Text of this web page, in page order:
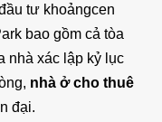
tư khoảngcen
bao gồm cả tòa
nhà xác lập kỷ lục
nhà ở cho thuê
đại.